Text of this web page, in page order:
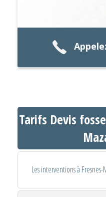
Tarifs Devis
Les interventions à